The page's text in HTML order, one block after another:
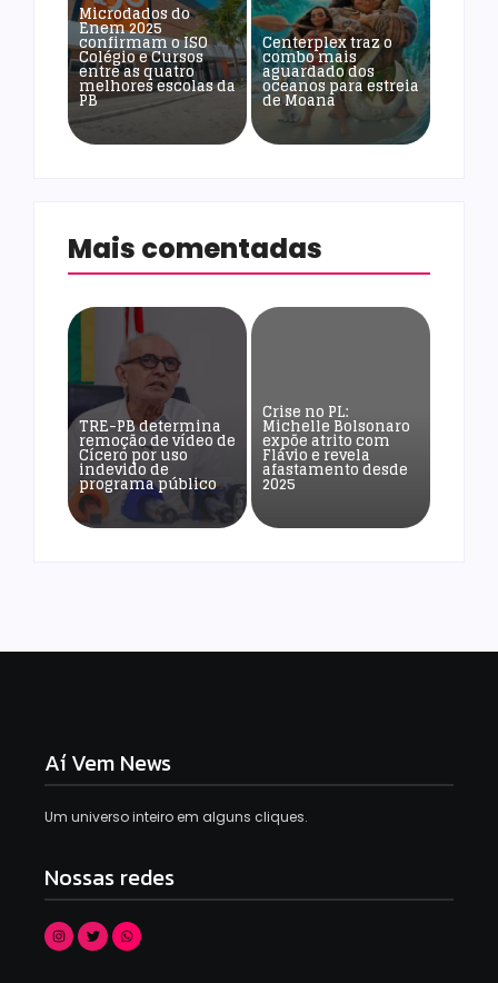
Microdados do
Enem 2025
confirmam o ISO
Colégio e Cursos
entre as quatro
melhores escolas da
PB
Centerplex traz o
combo mais
aguardado dos
oceanos para estreia
de Moana
Mais comentadas
TRE-PB determina
remoção de vídeo de
Cícero por uso
indevido de
programa público
Crise no PL:
Michelle Bolsonaro
expõe atrito com
Flávio e revela
afastamento desde
2025
Aí Vem News
Um universo inteiro em alguns cliques.
Nossas redes